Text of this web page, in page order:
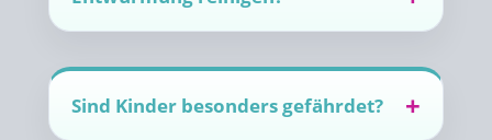
Sind Kinder besonders gefährdet?